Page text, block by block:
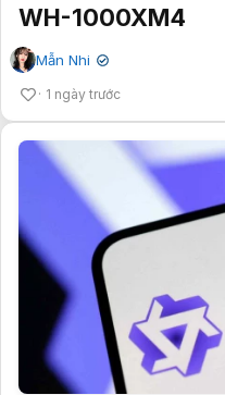
WH-1000XM4
Mẫn Nhi ✔
1 ngày trước